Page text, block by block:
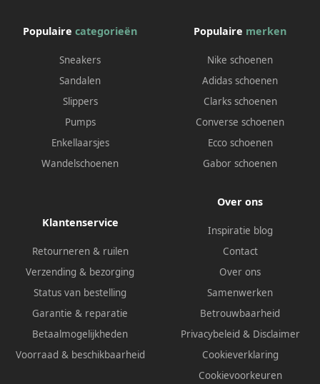
Populaire categorieën
Sneakers
Sandalen
Slippers
Pumps
Enkellaarsjes
Wandelschoenen
Populaire merken
Nike schoenen
Adidas schoenen
Clarks schoenen
Converse schoenen
Ecco schoenen
Gabor schoenen
Klantenservice
Retourneren & ruilen
Verzending & bezorging
Status van bestelling
Garantie & reparatie
Betaalmogelijkheden
Voorraad & beschikbaarheid
Over ons
Inspiratie blog
Contact
Over ons
Samenwerken
Betrouwbaarheid
Privacybeleid & Disclaimer
Cookieverklaring
Cookievoorkeuren